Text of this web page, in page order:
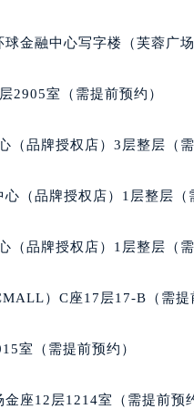
与南九经街交汇处格拉苏蒂
南大街格拉苏蒂售后服务中
拉苏蒂售后服务中心（需提
拉苏蒂售后服务中心（需提
拉苏蒂售后服务中心（需提
格拉苏蒂售后服务中心（需
格拉苏蒂售后服务中心（需
拉苏蒂售后服务中心（需提
金融中心写字楼（芙蓉广
2905室（需提前预约）
（品牌授权店）3层整层（需
（品牌授权店）1层整层（
品牌授权店）1层整层（需
）C座17层17-B（需提
室（需提前预约）
座12层1214室（需提前预